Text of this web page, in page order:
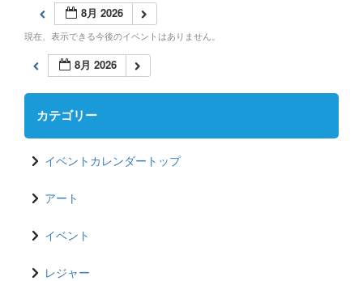
8月 2026
現在、表示できる今後のイベントはありません。
8月 2026
カテゴリー
イベントカレンダートップ
アート
イベント
レジャー